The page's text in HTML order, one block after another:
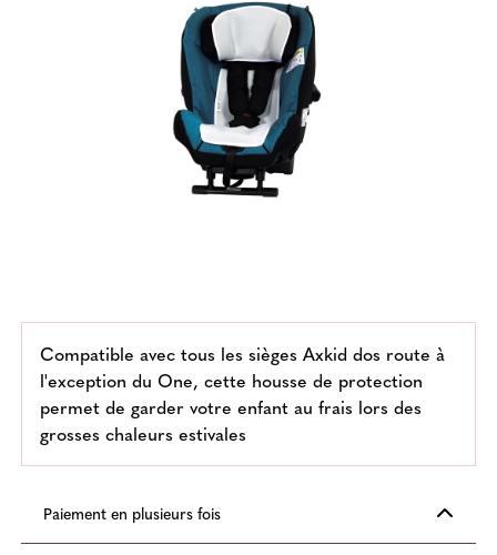
Compatible avec tous les sièges Axkid dos route à
l'exception du One, cette housse de protection
permet de garder votre enfant au frais lors des
grosses chaleurs estivales
Paiement en plusieurs fois